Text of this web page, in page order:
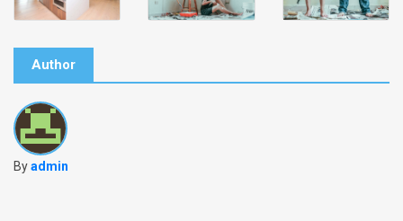
Author
Byadmin